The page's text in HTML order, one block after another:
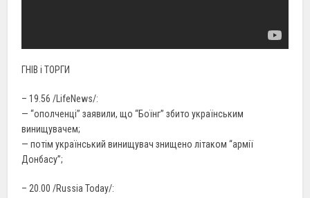
ГНІВ і ТОРГИ
– 19.56 /LifeNews/:
— “ополченці” заявили, що “Боїнг” збито українським
винищувачем;
— потім український винищувач знищено літаком “армії
Донбасу”;
– 20.00 /Russia Today/: